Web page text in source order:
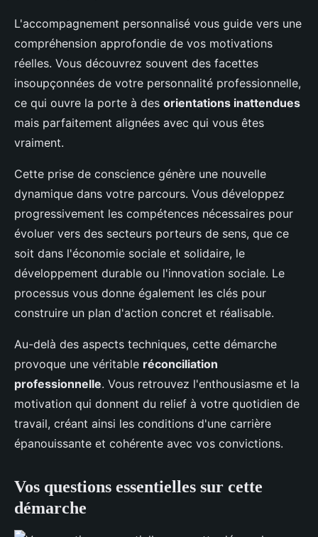
L'accompagnement personnalisé vous guide vers une
compréhension approfondie de vos motivations
réelles. Vous découvrez souvent des facettes
insoupçonnées de votre personnalité professionnelle,
ce qui ouvre la porte à des orientations inattendues
mais parfaitement alignées avec qui vous êtes
vraiment.
Cette prise de conscience génère une nouvelle
dynamique dans votre parcours. Vous développez
progressivement les compétences nécessaires pour
évoluer vers des secteurs porteurs de sens, que ce
soit dans l'économie sociale et solidaire, le
développement durable ou l'innovation sociale. Le
processus vous donne également les clés pour
construire un plan d'action concret et réalisable.
Au-delà des aspects techniques, cette démarche
provoque une véritable réconciliation
professionnelle. Vous retrouvez l'enthousiasme et la
motivation qui donnent du relief à votre quotidien de
travail, créant ainsi les conditions d'une carrière
épanouissante et cohérente avec vos convictions.
Vos questions essentielles sur cette
démarche